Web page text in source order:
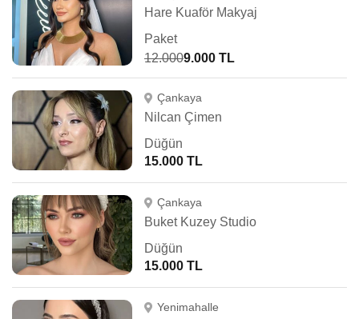
Hare Kuaför Makyaj
Paket
12.0009.000 TL
Çankaya
Nilcan Çimen
Düğün
15.000 TL
Çankaya
Buket Kuzey Studio
Düğün
15.000 TL
Yenimahalle